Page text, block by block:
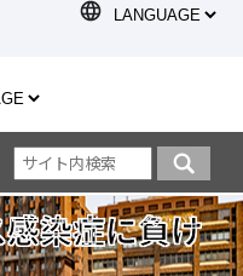
染症に負け